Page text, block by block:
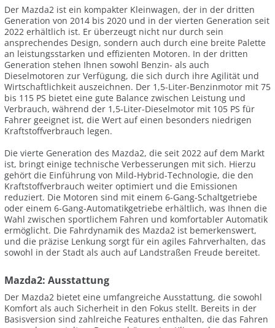
Der Mazda2 ist ein kompakter Kleinwagen, der in der dritten
Generation von 2014 bis 2020 und in der vierten Generation seit
2022 erhältlich ist. Er überzeugt nicht nur durch sein
ansprechendes Design, sondern auch durch eine breite Palette
an leistungsstarken und effizienten Motoren. In der dritten
Generation stehen Ihnen sowohl Benzin- als auch
Dieselmotoren zur Verfügung, die sich durch ihre Agilität und
Wirtschaftlichkeit auszeichnen. Der 1,5-Liter-Benzinmotor mit 75
bis 115 PS bietet eine gute Balance zwischen Leistung und
Verbrauch, während der 1,5-Liter-Dieselmotor mit 105 PS für
Fahrer geeignet ist, die Wert auf einen besonders niedrigen
Kraftstoffverbrauch legen.
Die vierte Generation des Mazda2, die seit 2022 auf dem Markt
ist, bringt einige technische Verbesserungen mit sich. Hierzu
gehört die Einführung von Mild-Hybrid-Technologie, die den
Kraftstoffverbrauch weiter optimiert und die Emissionen
reduziert. Die Motoren sind mit einem 6-Gang-Schaltgetriebe
oder einem 6-Gang-Automatikgetriebe erhältlich, was Ihnen die
Wahl zwischen sportlichem Fahren und komfortabler Automatik
ermöglicht. Die Fahrdynamik des Mazda2 ist bemerkenswert,
und die präzise Lenkung sorgt für ein agiles Fahrverhalten, das
sowohl in der Stadt als auch auf Landstraßen Freude bereitet.
Mazda2: Ausstattung
Der Mazda2 bietet eine umfangreiche Ausstattung, die sowohl
Komfort als auch Sicherheit in den Fokus stellt. Bereits in der
Basisversion sind zahlreiche Features enthalten, die das Fahren